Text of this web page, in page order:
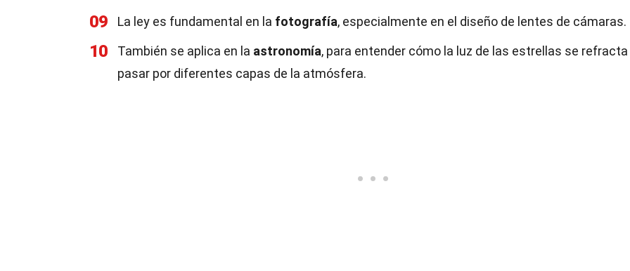
09 La ley es fundamental en la fotografía, especialmente en el diseño de lentes de cámaras.
10 También se aplica en la astronomía, para entender cómo la luz de las estrellas se refracta
pasar por diferentes capas de la atmósfera.